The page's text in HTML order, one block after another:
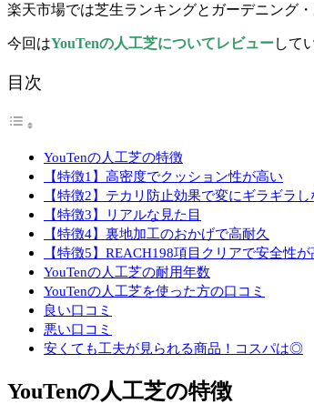
楽天市場では芝生ランキングとガーデニング
今回はYouTenの人工芝についてレビューして
目次
YouTenの人工芝の特徴
【特徴1】高密度でクッション性が高い
【特徴2】テカリ防止効果で変にギラギラし
【特徴3】リアルな見た目
【特徴4】裏地加工のおかげで高耐久
【特徴5】REACH198項目クリアで安全性が
YouTenの人工芝の耐用年数
YouTenの人工芝を使った方の口コミ
良い口コミ
悪い口コミ
安くても工夫が見られる商品！コスパは◎
YouTenの人工芝の特徴